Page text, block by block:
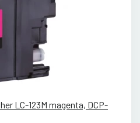
LC-123M magenta, DCP-